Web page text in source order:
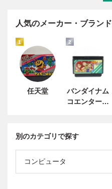
人気のメーカー・ブランド
1
任天堂
2
バンダイナム
コエンターテ
別のカテゴリで探す
コンピュータ